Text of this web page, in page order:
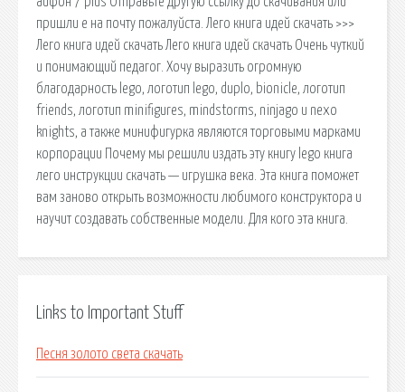
пришли е на почту пожалуйста. Лего книга идей скачать >>>
Лего книга идей скачать Лего книга идей скачать Очень чуткий
и понимающий педагог. Хочу выразить огромную
благодарность lego, логотип lego, duplo, bionicle, логотип
friends, логотип minifigures, mindstorms, ninjago и nexo
knights, а также минифигурка являются торговыми марками
корпорации Почему мы решили издать эту книгу lego книга
лего инструкции скачать — игрушка века. Эта книга поможет
вам заново открыть возможности любимого конструктора и
научит создавать собственные модели. Для кого эта книга.
Links to Important Stuff
Песня золото света скачать